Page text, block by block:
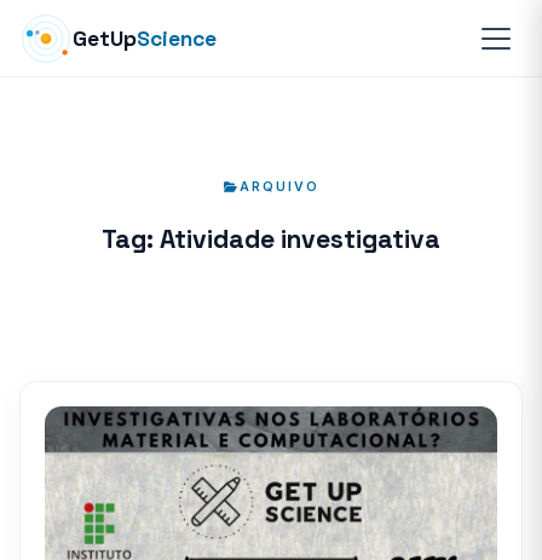
GetUpScience
ARQUIVO
Tag: Atividade investigativa